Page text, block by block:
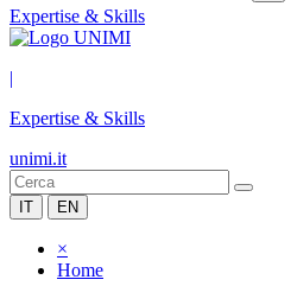
Expertise & Skills
|
Expertise & Skills
unimi.it
IT EN
×
Home